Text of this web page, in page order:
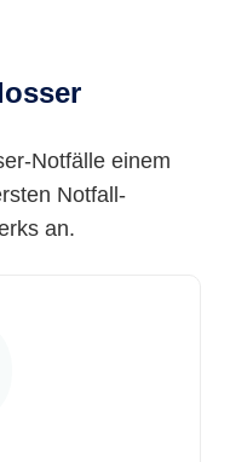
Notfälle einem
Notfall-
an.